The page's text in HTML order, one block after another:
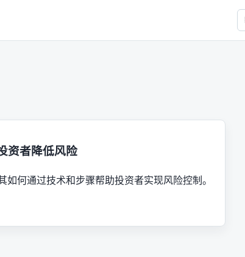
资者降低风险
如何通过技术和步骤帮助投资者实现风险控制。